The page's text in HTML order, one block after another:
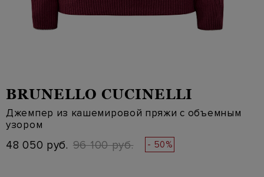
BRUNELLO CUCINELLI
Джемпер из кашемировой пряжи с объемным
узором
48 050 руб. 96 100 руб. - 50%